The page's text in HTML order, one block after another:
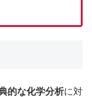
的な化学分析に対